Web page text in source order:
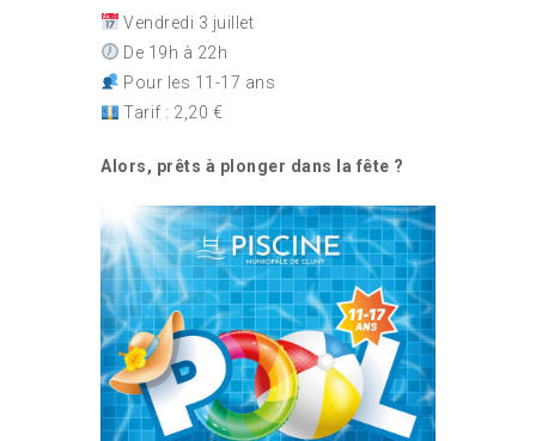
Vendredi 3 juillet
De 19h à 22h
Pour les 11-17 ans
Tarif : 2,20 €
Alors, prêts à plonger dans la fête ?